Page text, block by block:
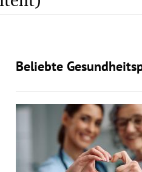
Beliebte
Slide 1 von 1